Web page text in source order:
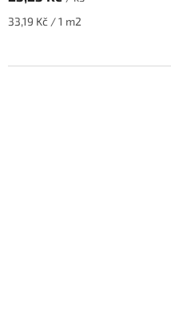
Měrná
33,19 Kč / 1 m2